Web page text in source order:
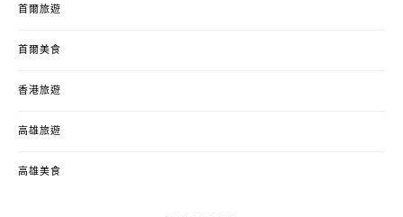
首爾旅遊
首爾美食
香港旅遊
高雄旅遊
高雄美食